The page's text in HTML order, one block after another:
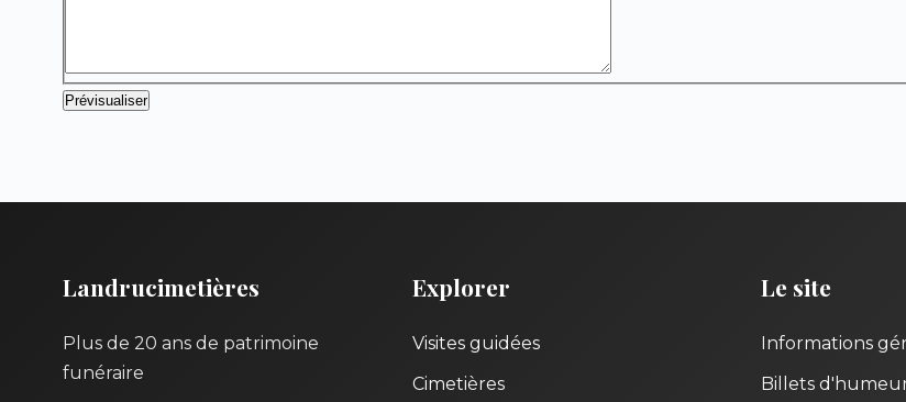
Landrucimetières
Plus de 20 ans de patrimoine
funéraire
Explorer
Visites guidées
Cimetières
Le site
Informations
Billets